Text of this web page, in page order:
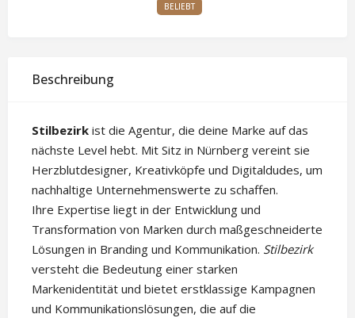
BELIEBT
Beschreibung
Stilbezirk ist die Agentur, die deine Marke auf das
nächste Level hebt. Mit Sitz in Nürnberg vereint sie
Herzblutdesigner, Kreativköpfe und Digitaldudes, um
nachhaltige Unternehmenswerte zu schaffen.
Ihre Expertise liegt in der Entwicklung und
Transformation von Marken durch maßgeschneiderte
Lösungen in Branding und Kommunikation. Stilbezirk
versteht die Bedeutung einer starken
Markenidentität und bietet erstklassige Kampagnen
und Kommunikationslösungen, die auf die